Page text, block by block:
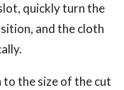
quickly turn the
and the cloth
the size of the cut